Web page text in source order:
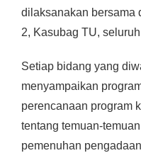
dilaksanakan bersama
2, Kasubag TU,
Setiap bidang yang
menyampaikan
perencanaan program
tentang temuan-
pemenuhan